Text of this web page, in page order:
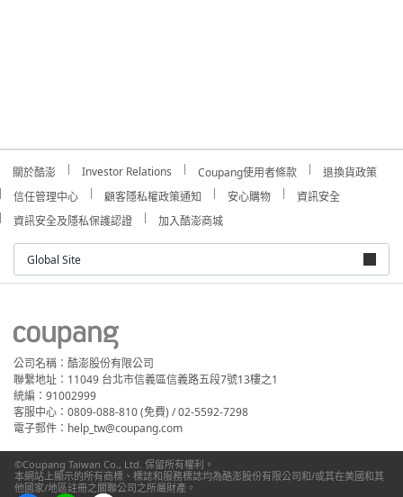
關於酷澎 Investor Relations Coupang使用者條款
退換貨政策
信任管理中心
顧客隱私權政策通知 安心購物
資訊安全
資訊安全及隱私保護認證
加入酷澎商城
Global Site
公司名稱：酷澎股份有限公司
聯繫地址：11049 台北市信義區信義路五段7號13樓之1
統編：91002999
客服中心：0809-088-810 (免費) / 02-5592-7298
電子郵件：help_tw@coupang.com
©Coupang Taiwan Co., Ltd. 保留所有權利。
本網站上顯示的所有商標、標誌和服務標誌均為酷澎股份有限公司和/或其在美國和其
他國家/地區註冊之關聯公司之所屬財產。